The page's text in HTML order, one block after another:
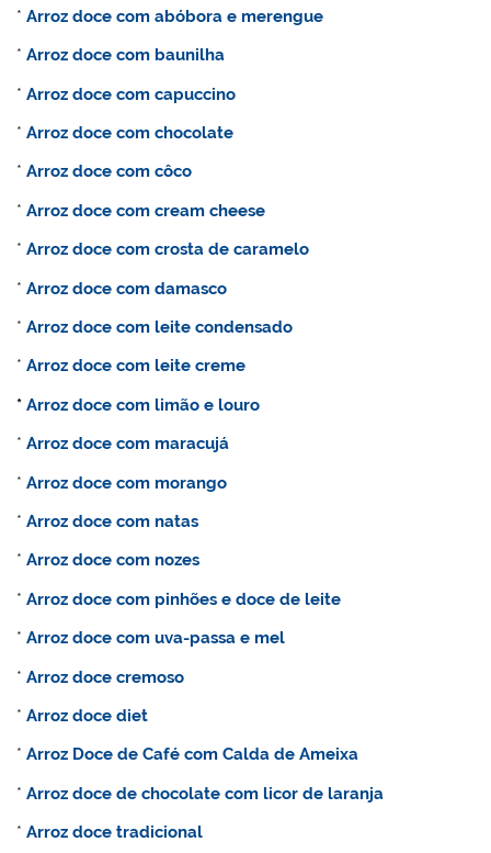
*Arroz doce com abóbora e merengue
*Arroz doce com baunilha
*Arroz doce com capuccino
*Arroz doce com chocolate
*Arroz doce com côco
*Arroz doce com cream cheese
*Arroz doce com crosta de caramelo
*Arroz doce com damasco
*Arroz doce com leite condensado
*Arroz doce com leite creme
*Arroz doce com limão e louro
*Arroz doce com maracujá
*Arroz doce com morango
*Arroz doce com natas
*Arroz doce com nozes
*Arroz doce com pinhões e doce de leite
*Arroz doce com uva-passa e mel
*Arroz doce cremoso
*Arroz doce diet
*Arroz Doce de Café com Calda de Ameixa
*Arroz doce de chocolate com licor de laranja
*Arroz doce tradicional